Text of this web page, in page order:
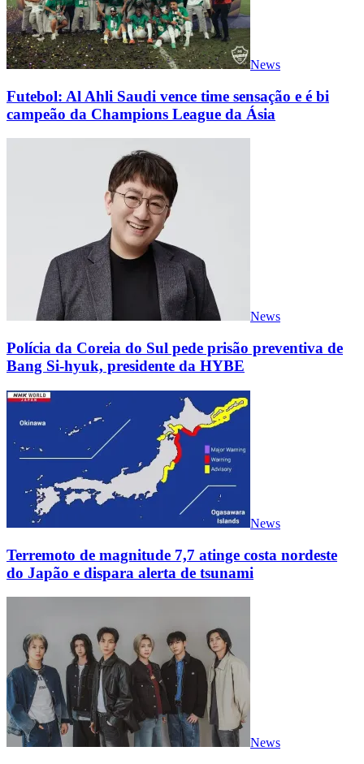
News
Futebol: Al Ahli Saudi vence time sensação e é bi
campeão da Champions League da Ásia
News
Polícia da Coreia do Sul pede prisão preventiva de
Bang Si-hyuk, presidente da HYBE
News
Terremoto de magnitude 7,7 atinge costa nordeste
do Japão e dispara alerta de tsunami
News